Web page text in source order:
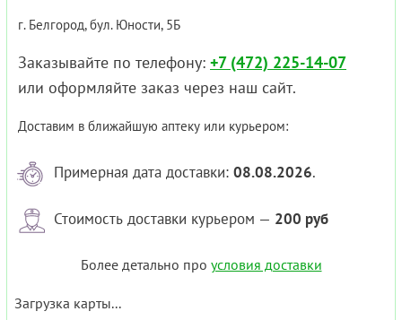
г. Белгород, бул. Юности, 5Б
Заказывайте по телефону: +7 (472) 225-14-07
или оформляйте заказ через наш сайт.
Доставим в ближайшую аптеку или курьером:
Примерная дата доставки: 08.08.2026.
Стоимость доставки курьером — 200 руб
Более детально про условия доставки
Загрузка карты...